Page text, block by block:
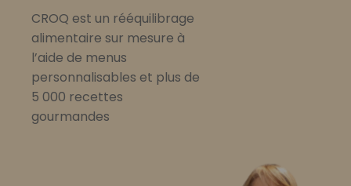
CROQ est un rééquilibrage
alimentaire sur mesure à
l’aide de menus
personnalisables et plus de
5 000 recettes
gourmandes